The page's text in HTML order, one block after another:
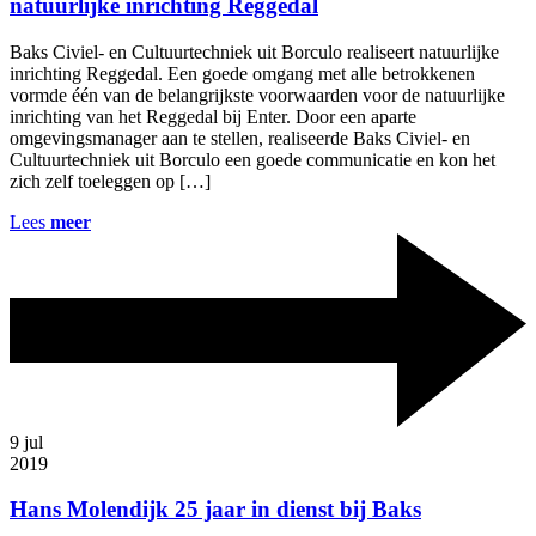
natuurlijke inrichting Reggedal
Baks Civiel- en Cultuurtechniek uit Borculo realiseert natuurlijke
inrichting Reggedal. Een goede omgang met alle betrokkenen
vormde één van de belangrijkste voorwaarden voor de natuurlijke
inrichting van het Reggedal bij Enter. Door een aparte
omgevingsmanager aan te stellen, realiseerde Baks Civiel- en
Cultuurtechniek uit Borculo een goede communicatie en kon het
zich zelf toeleggen op […]
Lees meer
9 jul
2019
Hans Molendijk 25 jaar in dienst bij Baks